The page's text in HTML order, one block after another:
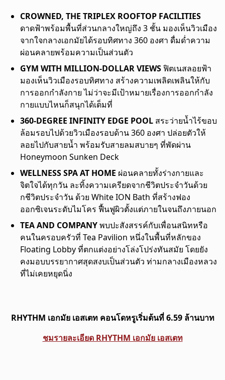
CROWNED, THE TRIPLEX ROOFTOP FACILITIES
ดาดฟ้าพร้อมพื้นที่ส่วนกลางใหญ่ถึง 3 ชั้น มองเห็นวิวเมือง
จากใจกลางเอกมัยได้รอบทิศทาง 360 องศา ดื่มด่ำความ
ผ่อนคลายพร้อมความเป็นส่วนตัว
GYM WITH MILLION-DOLLAR VIEWSฟิตเนสลอยฟ้า
มองเห็นวิวเมืองรอบทิศทาง สร้างความเพลิดเพลินให้กับ
การออกกำลังกาย ไม่ว่าจะมีเป้าหมายเรื่องการออกกำลัง
กายแบบไหนก็สนุกได้เต็มที่
360-DEGREE INFINITY EDGE POOL สระว่ายน้ำไร้ขอบ
ล้อมรอบไปด้วยวิวเมืองรอบด้าน 360 องศา ปล่อยตัวให้
ลอยไปกับสายน้ำ พร้อมรับสายลมสบายๆ ที่พัดผ่าน
Honeymoon Sunken Deck
WELLNESS SPA AT HOME ผ่อนคลายทั้งร่างกายและ
จิตใจได้ทุกวัน ละทิ้งความเครียดจากชีวิตประจำวันด้วย
กชีวิตประจำวัน ด้วย White ION Bath ที่สร้างฟอง
ออกซิเจนระดับไมโคร ฟื้นฟูผิวตั้งแต่ภายในจนถึงภายนอก
TEA AND COMPANYพบปะสังสรรค์กับเพื่อนสนิทหรือ
คนในครอบครัวที่ Tea Pavilion หนึ่งในพื้นที่หลักของ
Floating Lobby ที่ตกแต่งอย่างโล่งโปร่งทันสมัย โดยยัง
คงมอบบรรยากาศสุดสงบเป็นส่วนตัว ท่ามกลางเมืองหลวง
ที่ไม่เคยหยุดนิ่ง
RHYTHM เอกมัย เอสเตท คอนโดหรูเริ่มต้นที่ 6.59 ล้านบาท
ชมรายละเอียด RHYTHM เอกมัย เอสเตท